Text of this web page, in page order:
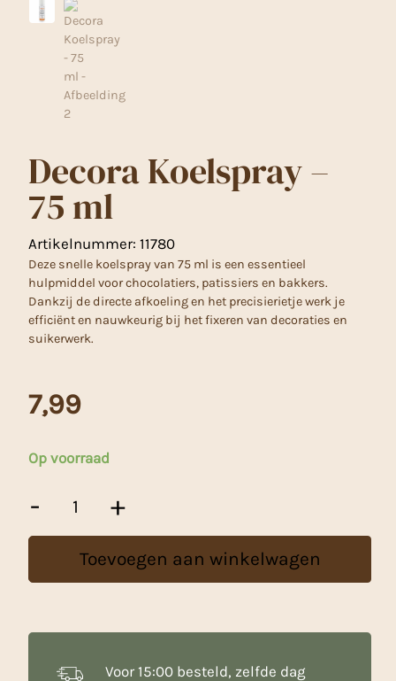
Decora Koelspray –
75 ml
Artikelnummer: 11780
Deze snelle koelspray van 75 ml is een essentieel
hulpmiddel voor chocolatiers, patissiers en bakkers.
Dankzij de directe afkoeling en het precisierietje werk je
efficiënt en nauwkeurig bij het fixeren van decoraties en
suikerwerk.
7,99
Op voorraad
-
Koelspray
75
aantal
+
Toevoegen aan winkelwagen
Voor 15:00 besteld, zelfde dag